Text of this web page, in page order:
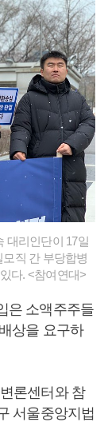
대리인단이 17일
직 간 부당합병
다. <참여연대>
은 소액주주들
상을 요구하
론센터와 참
서울중앙지법